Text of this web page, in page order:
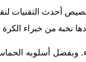
أحدث التقنيات
نخبة من خبراء الكرة
وبفضل أسلوبه